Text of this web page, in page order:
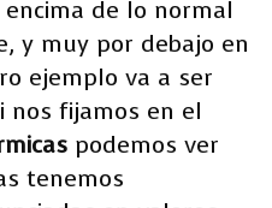
de lo normal
y muy por debajo en
ejemplo va a ser
nos fijamos en el
podemos ver
tenemos